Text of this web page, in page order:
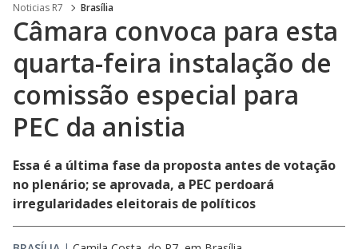
Noticias R7 Brasília
Câmara convoca para esta
quarta-feira instalação de
comissão especial para
PEC da anistia
Essa é a última fase da proposta antes de votação
no plenário; se aprovada, a PEC perdoará
irregularidades eleitorais de políticos